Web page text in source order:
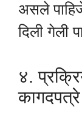
असले
दिली गेली
४.